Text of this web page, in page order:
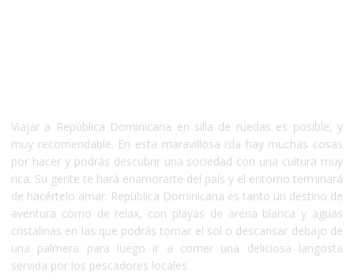
Viajar a República Dominicana en silla de ruedas es posible, y
muy recomendable. En esta maravillosa isla hay muchas cosas
por hacer y podrás descubrir una sociedad con una cultura muy
rica. Su gente te hará enamorarte del país y el entorno terminará
de hacértelo amar. República Dominicana es tanto un destino de
aventura como de relax, con playas de arena blanca y aguas
cristalinas en las que podrás tomar el sol o descansar debajo de
una palmera para luego ir a comer una deliciosa langosta
servida por los pescadores locales.